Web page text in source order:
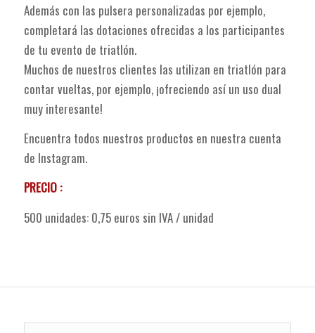
Además con las pulsera personalizadas por ejemplo,
completará las dotaciones ofrecidas a los participantes
de tu evento de triatlón.
Muchos de nuestros clientes las utilizan en triatlón para
contar vueltas, por ejemplo, ¡ofreciendo así un uso dual
muy interesante!
Encuentra todos nuestros productos en nuestra cuenta
de Instagram.
PRECIO :
500 unidades: 0,75 euros sin IVA / unidad